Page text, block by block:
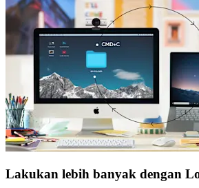
Lakukan lebih banyak dengan